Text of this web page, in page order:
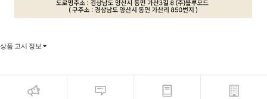
상품 고시 정보